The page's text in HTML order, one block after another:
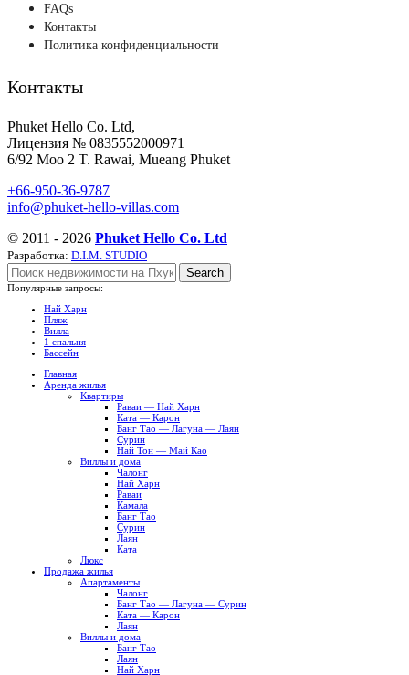
FAQs
Контакты
Политика конфиденциальности
Контакты
Phuket Hello Co. Ltd,
Лицензия № 0835552000971
6/92 Moo 2 T. Rawai, Mueang Phuket
+66-950-36-9787
info@phuket-hello-villas.com
© 2011 - 2026 Phuket Hello Co. Ltd
Разработка: D.I.M. STUDIO
Search
Популярные запросы:
Най Харн
Пляж
Вилла
1 спальня
Бассейн
Главная
Аренда жилья
Квартиры
Раваи — Най Харн
Ката — Карон
Банг Тао — Лагуна — Лаян
Сурин
Най Тон — Май Као
Виллы и дома
Чалонг
Най Харн
Раваи
Камала
Банг Тао
Сурин
Лаян
Ката
Люкс
Продажа жилья
Апартаменты
Чалонг
Банг Тао — Лагуна — Сурин
Ката — Карон
Лаян
Виллы и дома
Банг Тао
Лаян
Най Харн